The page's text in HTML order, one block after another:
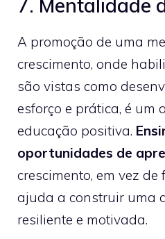
7. Mentalidade
A promoção de uma
crescimento, onde
são vistas como
esforço e prática, é um
educação positiva.
oportunidades de
crescimento, em vez
ajuda a construir uma
resiliente e motivada.